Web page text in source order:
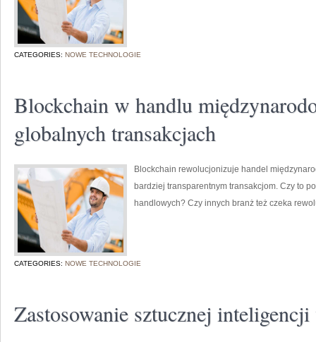
CATEGORIES: NOWE TECHNOLOGIE
Blockchain w handlu
globalnych transakcjach
Blockchain rewolucjonizuje handel
bardziej transparentnym transakcjom. Czy to
handlowych? Czy innych branż też czeka
CATEGORIES: NOWE TECHNOLOGIE
Zastosowanie sztucznej